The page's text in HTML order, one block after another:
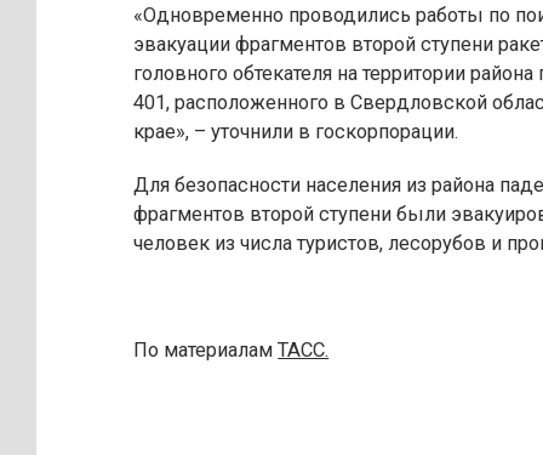
«Одновременно проводились работы по
эвакуации фрагментов второй ступени
головного обтекателя на территории
401, расположенного в Свердловской
крае», – уточнили в госкорпорации.
Для безопасности населения из района
фрагментов второй ступени были
человек из числа туристов, лесорубов и
По материаламТАСС.